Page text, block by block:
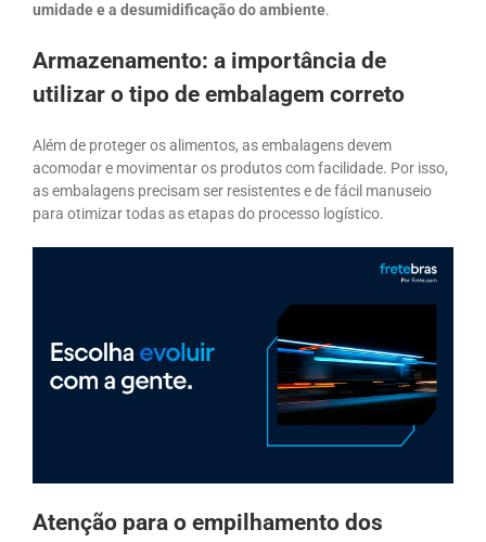
umidade e a desumidificação do ambiente.
Armazenamento: a importância de
utilizar o tipo de embalagem correto
Além de proteger os alimentos, as embalagens devem
acomodar e movimentar os produtos com facilidade. Por isso,
as embalagens precisam ser resistentes e de fácil manuseio
para otimizar todas as etapas do processo logístico.
Atenção para o empilhamento dos